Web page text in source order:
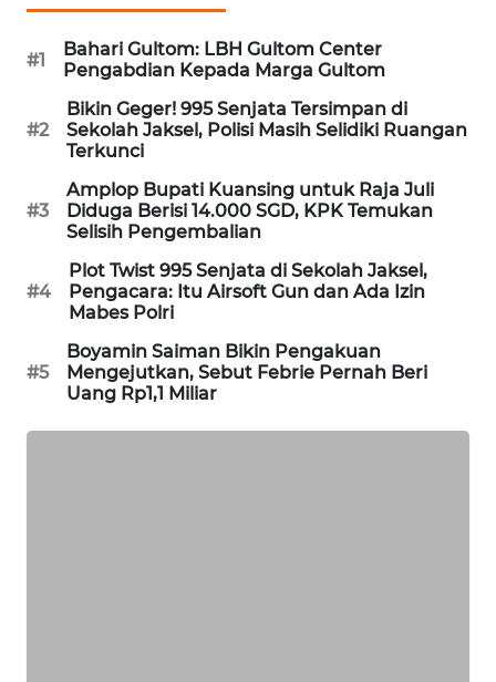
#1
Bahari Gultom: LBH Gultom Center
Pengabdian Kepada Marga Gultom
#2
Bikin Geger! 995 Senjata Tersimpan di
Sekolah Jaksel, Polisi Masih Selidiki Ruangan
Terkunci
#3
Amplop Bupati Kuansing untuk Raja Juli
Diduga Berisi 14.000 SGD, KPK Temukan
Selisih Pengembalian
#4
Plot Twist 995 Senjata di Sekolah Jaksel,
Pengacara: Itu Airsoft Gun dan Ada Izin
Mabes Polri
#5
Boyamin Saiman Bikin Pengakuan
Mengejutkan, Sebut Febrie Pernah Beri
Uang Rp1,1 Miliar
LAPAK
WAHANA
KONSUMEN
LISTRIK
MASYARAKAT
KELISTRIKAN
WALINKI
ID